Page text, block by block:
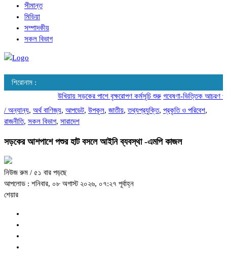
সীমান্ত
মিডিয়া
সম্পাদকীয়
সকল বিভাগ
শিরোনাম :
উখিয়ায় সড়কের পাশে বৃক্ষরোপণ কর্মসূচি শুরু গবেষণা-ভিত্তিক আচরণ
/ অন্যান্য, অর্থ বাণিজ্য, আপডেট, উপকূল, জাতীয়,তথ্যপ্রযুক্তি, প্রকৃতি ও পরিবেশ,
রাজনীতি, সকল বিভাগ, সারাদেশ
সড়কের আশপাশে পশুর হাট বসলে আইনি ব্যবস্থা -এমপি কাজল
নিউজ রুম / ৫১ বার পড়ছে
আপলোড : শনিবার, ০৮ অগাস্ট ২০২৬, ০৭:২৭ পূর্বাহ্ন
শেয়ার